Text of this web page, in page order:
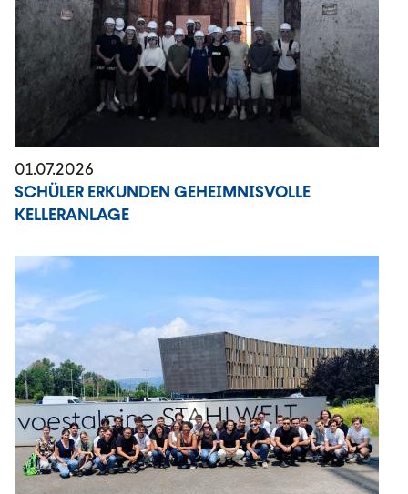
01.07.2026
SCHÜLER ERKUNDEN GEHEIMNISVOLLE
KELLERANLAGE